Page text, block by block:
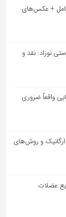
کامل + عکس‌های
نوزاد: نقد و
واقعاً ضروری
ارگانیک و روش‌های
عضلات